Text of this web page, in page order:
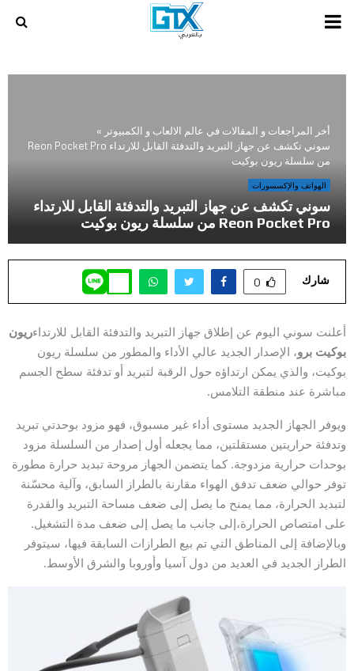
PRIMARY
أخر المراجعات و المقالات في عالم الالعاب و الكمبيوتر »
سوني تكشف عن جهاز التبريد والتدفئة القابل للارتداء Reon Pocket Pro
من سلسلة ريون بوكيت
الهواتف والإكسسورات
سوني تكشف عن جهاز التبريد والتدفئة القابل للارتداء
Reon Pocket Pro من سلسلة ريون بوكيت
شارك 0
أعلنت سوني اليوم عن إطلاق جهاز التبريد والتدفئة القابل للارتداءريون
بوكيت برو، الإصدار الجديد عالي الأداء والمطور من سلسلة ريون
بوكيت، والذي يمكن ارتداؤه حول الرقبة لتبريد أو تدفئة سطح الجسم
مباشرة عند منطقة التلامس.
ويوفر الجهاز الجديد مستوى أداء غير مسبوق، فهو مزود بوحدتي تبريد
وتدفئة حراريتين مستقلتين، مما يجعله أول إصدار من السلسلة مزود
بوحدات حرارية مزدوجة. كما يتضمن الجهاز مروحة تبديد حرارة مطورة
توفر حوالي ضعف تدفق الهواء مقارنة بالطراز السابق، وآلية محسّنة
لتبديد الحرارة، مما يمنح ما يصل إلى ضعف مساحة التبريد والقدرة
على امتصاص الحرارة،إلى جانب ما يصل إلى ضعف مدة التشغيل.
وبالإضافة إلى المناطق التي تم بيع الطرازات السابقة فيها، سيتوفر
الطراز الجديد في العديد من دول آسيا وأوروبا والشرق الأوسط.